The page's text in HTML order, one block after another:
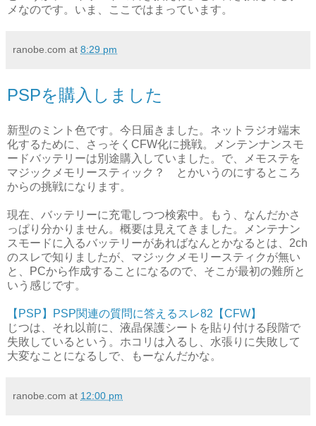
メなのです。いま、ここではまっています。
ranobe.com at 8:29 pm
PSPを購入しました
新型のミント色です。今日届きました。ネットラジオ端末
化するために、さっそくCFW化に挑戦。メンテンナンスモ
ードバッテリーは別途購入していました。で、メモステを
マジックメモリースティック？ とかいうのにするところ
からの挑戦になります。
現在、バッテリーに充電しつつ検索中。もう、なんだかさ
っぱり分かりません。概要は見えてきました。メンテナン
スモードに入るバッテリーがあればなんとかなるとは、2ch
のスレで知りましたが、マジックメモリースティクが無い
と、PCから作成することになるので、そこが最初の難所と
いう感じです。
【PSP】PSP関連の質問に答えるスレ82【CFW】
じつは、それ以前に、液晶保護シートを貼り付ける段階で
失敗しているという。ホコリは入るし、水張りに失敗して
大変なことになるしで、もーなんだかな。
ranobe.com at 12:00 pm